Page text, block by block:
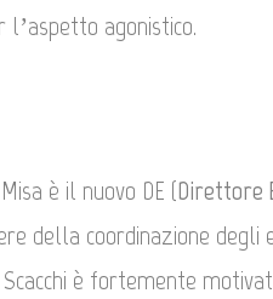
l’aspetto agonistico.
è il nuovo DE (Direttore
della coordinazione
è fortemente